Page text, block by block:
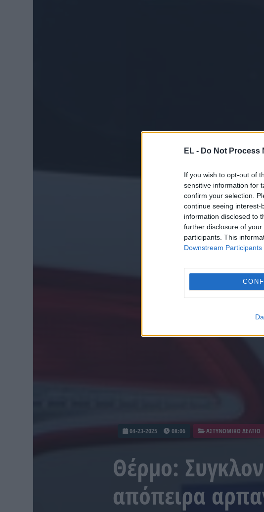
EL - Do Not Process
If you wish to opt-out of
sensitive information for
confirm your selection.
continue seeing
information disclosed to
further disclosure of your
participants. This
Downstream Participants
04-23-2025 08:06 ΑΣΤΥΝΟΜΙΚΟ ΔΕΛΤΙΟ
Θέρμο:
απόπειρα